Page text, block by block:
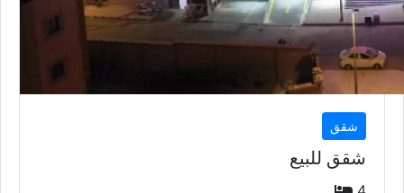
4
3
165متر
السعر إبتداء من
670,000QAR